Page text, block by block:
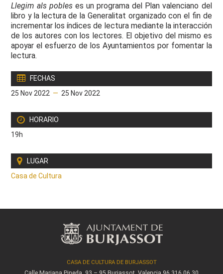
Llegim als pobleses un programa del Plan valenciano del
libro y la lectura de la Generalitat organizado con el fin de
incrementar los índices de lectura mediante la interacción
de los autores con los lectores. El objetivo del mismo es
apoyar el esfuerzo de los Ayuntamientos por fomentar la
lectura.
FECHAS
25 Nov 2022 — 25 Nov 2022
HORARIO
19h
LUGAR
Casa de Cultura
CASA DE CULTURA DE BURJASSOT